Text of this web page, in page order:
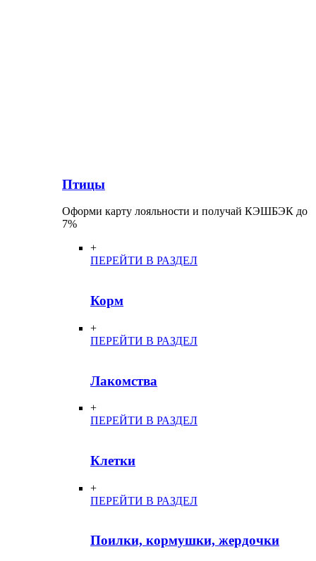
Птицы
Оформи карту лояльности и получай КЭШБЭК до
7%
+
ПЕРЕЙТИ В РАЗДЕЛ
Корм
+
ПЕРЕЙТИ В РАЗДЕЛ
Лакомства
+
ПЕРЕЙТИ В РАЗДЕЛ
Клетки
+
ПЕРЕЙТИ В РАЗДЕЛ
Поилки, кормушки, жердочки